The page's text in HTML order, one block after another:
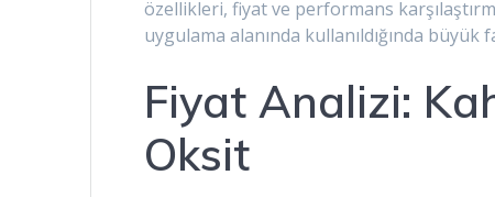
özellikleri, fiyat ve performans
uygulama alanında kullanıldığında büyük
Fiyat Analizi:
Oksit